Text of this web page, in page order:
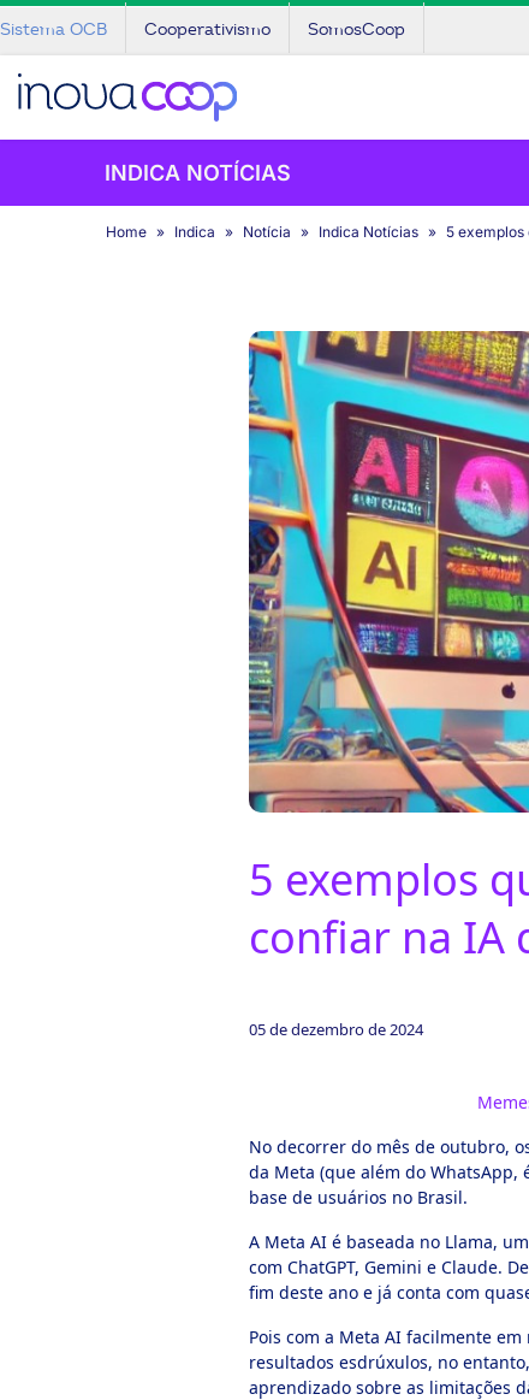
Sistema OCB Cooperativismo SomosCoop
INDICA NOTÍCIAS
Home Indica Notícia Indica Notícias 5 exemplos
5 exemplos
confiar na IA
05 de dezembro de 2024
No decorrer do mês de outubro,
da Meta (que além do WhatsApp,
base de usuários no Brasil.
A Meta AI é baseada no Llama, um
com ChatGPT, Gemini e Claude.
fim deste ano e já conta com
Pois com a Meta AI facilmente
resultados esdrúxulos, no
aprendizado sobre as limitações